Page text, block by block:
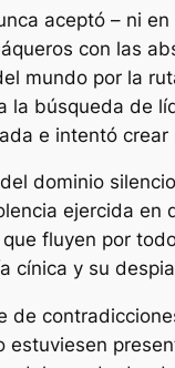
aceptó – ni
con las
mundo por la
la búsqueda de
e intentó crear
dominio
ejercida en
fluyen por
cínica y su
de
estuviesen